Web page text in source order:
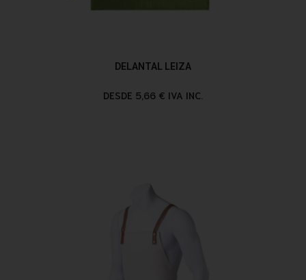
DELANTAL LEIZA
DESDE 5,66 € IVA INC.